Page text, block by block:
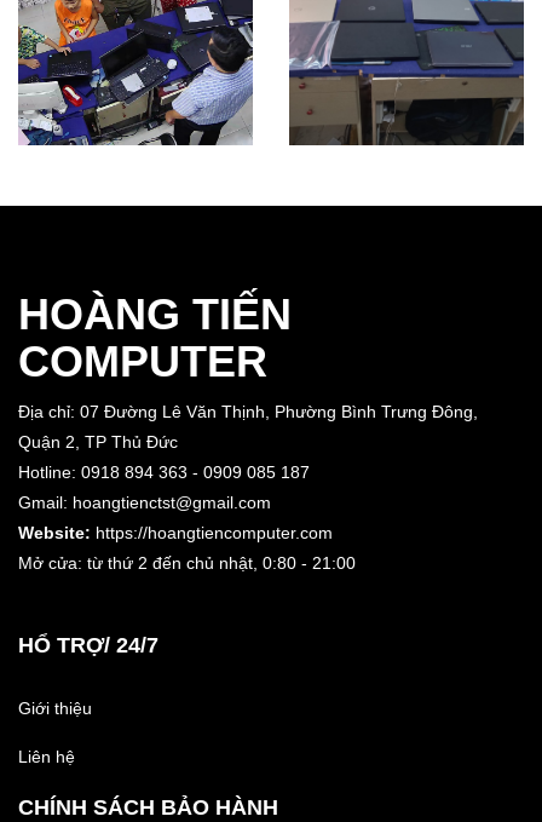
HOÀNG TIẾN
COMPUTER
Địa chỉ: 07 Đường Lê Văn Thịnh, Phường Bình Trưng Đông,
Quận 2, TP Thủ Đức
Hotline: 0918 894 363 - 0909 085 187
Gmail: hoangtienctst@gmail.com
Website: https://hoangtiencomputer.com
Mở cửa: từ thứ 2 đến chủ nhật, 0:80 - 21:00
HỔ TRỢ/ 24/7
Giới thiệu
Liên hệ
CHÍNH SÁCH BẢO HÀNH